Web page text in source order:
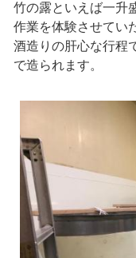
竹の露といえば一升
作業を体験させてい
酒造りの肝心な行程
で造られます。